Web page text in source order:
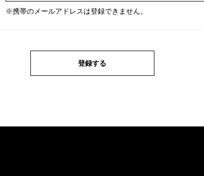
※携帯のメールアドレスは登録できません。
登録する